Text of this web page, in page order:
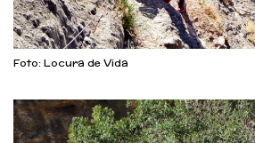
Foto: Locura de Vida